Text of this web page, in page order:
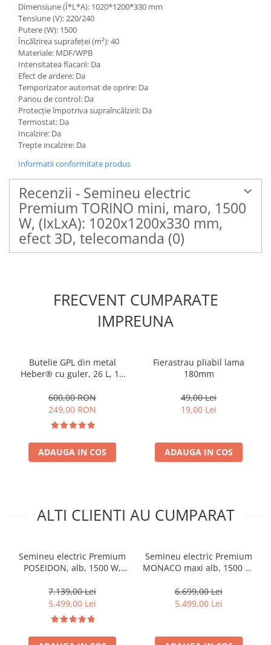
Dimensiune (Î*L*A): 1020*1200*330 mm
Tensiune (V): 220/240
Putere (W): 1500
Încălzirea suprafeței (m²): 40
Materiale: MDF/WPB
Intensitatea flacarii: Da
Efect de ardere: Da
Temporizator automat de oprire: Da
Panou de control: Da
Protecție împotriva supraîncălzirii: Da
Termostat: Da
Incalzire: Da
Trepte incalzire: Da
Informatii conformitate produs
Recenzii - Semineu electric
Premium TORINO mini, maro, 1500
W, (IxLxA): 1020x1200x330 mm,
efect 3D, telecomanda (0)
FRECVENT CUMPARATE
IMPREUNA
Butelie GPL din metal
Heber® cu guler, 26 L, 11
cu gaz
600,00 RON
249,00 RON
ADAUGA IN COS
Fierastrau pliabil lama
180mm
49,00 Lei
19,00 Lei
ADAUGA IN COS
ALTI CLIENTI AU CUMPARAT
Semineu electric Premium
POSEIDON, alb, 1500 W,
efect 3D, telecomanda
7.139,00 Lei
5.499,00 Lei
Semineu electric Premium
MONACO maxi alb, 1500 W,
efect 3D, telecomanda
6.699,00 Lei
5.499,00 Lei